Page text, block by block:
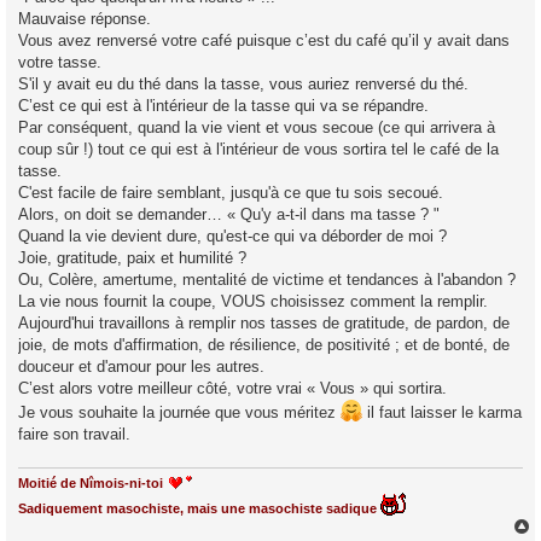
Mauvaise réponse.
Vous avez renversé votre café puisque c’est du café qu’il y avait dans
votre tasse.
S'il y avait eu du thé dans la tasse, vous auriez renversé du thé.
C’est ce qui est à l'intérieur de la tasse qui va se répandre.
Par conséquent, quand la vie vient et vous secoue (ce qui arrivera à
coup sûr !) tout ce qui est à l'intérieur de vous sortira tel le café de la
tasse.
C'est facile de faire semblant, jusqu'à ce que tu sois secoué.
Alors, on doit se demander… « Qu'y a-t-il dans ma tasse ? "
Quand la vie devient dure, qu'est-ce qui va déborder de moi ?
Joie, gratitude, paix et humilité ?
Ou, Colère, amertume, mentalité de victime et tendances à l'abandon ?
La vie nous fournit la coupe, VOUS choisissez comment la remplir.
Aujourd'hui travaillons à remplir nos tasses de gratitude, de pardon, de
joie, de mots d'affirmation, de résilience, de positivité ; et de bonté, de
douceur et d'amour pour les autres.
C’est alors votre meilleur côté, votre vrai « Vous » qui sortira.
Je vous souhaite la journée que vous méritez
il faut laisser le karma
faire son travail.
Moitié de Nîmois-ni-toi
Sadiquement masochiste, mais une masochiste sadique